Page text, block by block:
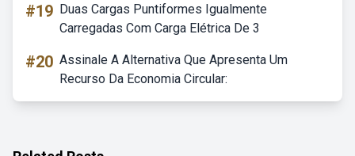
#19 Duas Cargas Puntiformes Igualmente
Carregadas Com Carga Elétrica De 3
#20 Assinale A Alternativa Que Apresenta Um
Recurso Da Economia Circular: